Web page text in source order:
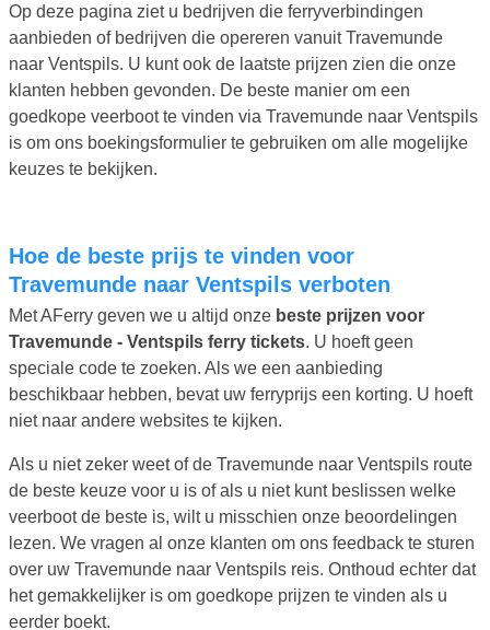
Op deze pagina ziet u bedrijven die ferryverbindingen
aanbieden of bedrijven die opereren vanuit Travemunde
naar Ventspils. U kunt ook de laatste prijzen zien die onze
klanten hebben gevonden. De beste manier om een
goedkope veerboot te vinden via Travemunde naar Ventspils
is om ons boekingsformulier te gebruiken om alle mogelijke
keuzes te bekijken.
Hoe de beste prijs te vinden voor
Travemunde naar Ventspils verboten
Met AFerry geven we u altijd onze beste prijzen voor
Travemunde - Ventspils ferry tickets. U hoeft geen
speciale code te zoeken. Als we een aanbieding
beschikbaar hebben, bevat uw ferryprijs een korting. U hoeft
niet naar andere websites te kijken.
Als u niet zeker weet of de Travemunde naar Ventspils route
de beste keuze voor u is of als u niet kunt beslissen welke
veerboot de beste is, wilt u misschien onze beoordelingen
lezen. We vragen al onze klanten om ons feedback te sturen
over uw Travemunde naar Ventspils reis. Onthoud echter dat
het gemakkelijker is om goedkope prijzen te vinden als u
eerder boekt.